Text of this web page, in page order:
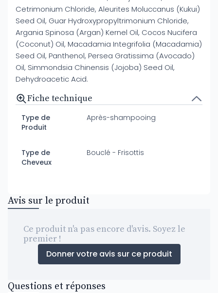
Cetrimonium Chloride, Aleurites Moluccanus (Kukui)
Seed Oil, Guar Hydroxypropyltrimonium Chloride,
Argania Spinosa (Argan) Kernel Oil, Cocos Nucifera
(Coconut) Oil, Macadamia Integrifolia (Macadamia)
Seed Oil, Panthenol, Persea Gratissima (Avocado)
Oil, Simmondsia Chinensis (Jojoba) Seed Oil,
Dehydroacetic Acid.
Fiche technique
Type de
Produit
Après-shampooing
Type de
Cheveux
Bouclé - Frisottis
Avis sur le produit
Ce produit n'a pas encore d'avis. Soyez le
premier !
Donner votre avis sur ce produit
Questions et réponses